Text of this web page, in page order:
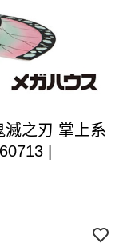
之刃 掌上系
|